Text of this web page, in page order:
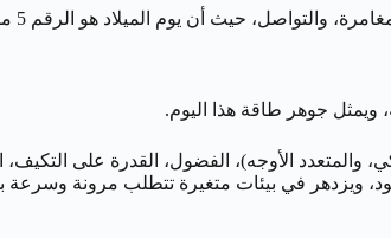
الرقم 5
والمتعدد الأوجه)، الفضول، القدرة على